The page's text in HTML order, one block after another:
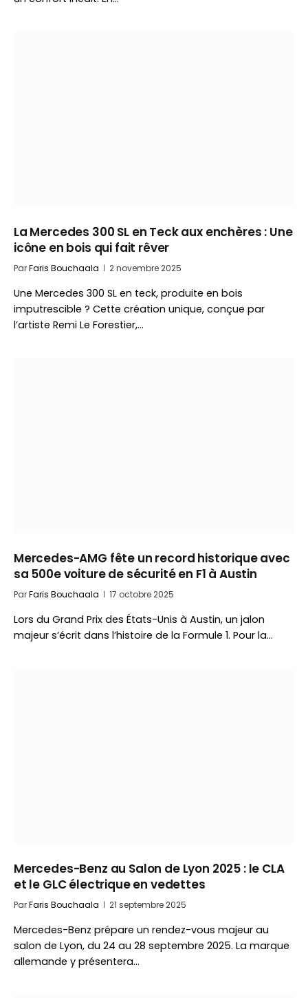
La Mercedes 300 SL en Teck aux enchères : Une
icône en bois qui fait rêver
ParFaris Bouchaala 2 novembre 2025
Une Mercedes 300 SL en teck, produite en bois
imputrescible ? Cette création unique, conçue par
l’artiste Remi Le Forestier,…
Mercedes-AMG fête un record historique avec
sa 500e voiture de sécurité en F1 à Austin
ParFaris Bouchaala 17 octobre 2025
Lors du Grand Prix des États-Unis à Austin, un jalon
majeur s’écrit dans l’histoire de la Formule 1. Pour la…
Mercedes-Benz au Salon de Lyon 2025 : le CLA
et le GLC électrique en vedettes
ParFaris Bouchaala 21 septembre 2025
Mercedes-Benz prépare un rendez-vous majeur au
salon de Lyon, du 24 au 28 septembre 2025. La marque
allemande y présentera…